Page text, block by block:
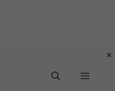
Menu